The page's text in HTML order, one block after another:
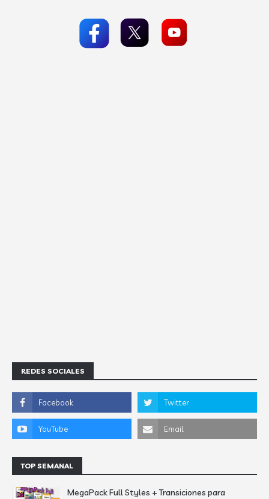
REDES SOCIALES
TOP SEMANAL
MegaPack Full Styles + Transiciones para